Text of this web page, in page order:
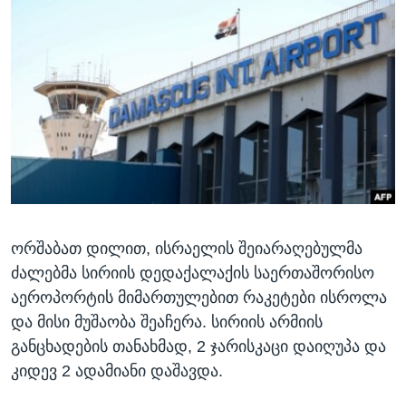
ᲡᲢᲣᲓᲘᲐ ᲕᲐᲨᲘᲜᲒᲢᲝᲜᲘ
ᲔᲙᲝᲜᲝᲛᲘᲙᲐ
ᲯᲐᲜᲛᲠᲗᲔᲚᲝᲑᲐ
ᲛᲔᲪᲜᲘᲔᲠᲔᲑᲐ
ᲒᲐᲚᲘᲚᲔᲝ
ᲓᲔᲖᲘᲜᲤᲝᲠᲛᲐᲪᲘᲐ
Learning English
ᲗᲕᲐᲚᲘ ᲒᲕᲐᲓᲔᲕᲜᲔᲗ
ორშაბათ დილით, ისრაელის შეიარაღებულმა
ძალებმა სირიის დედაქალაქის საერთაშორისო
აეროპორტის მიმართულებით რაკეტები ისროლა
და მისი მუშაობა შეაჩერა. სირიის არმიის
განცხადების თანახმად, 2 ჯარისკაცი დაიღუპა და
კიდევ 2 ადამიანი დაშავდა.